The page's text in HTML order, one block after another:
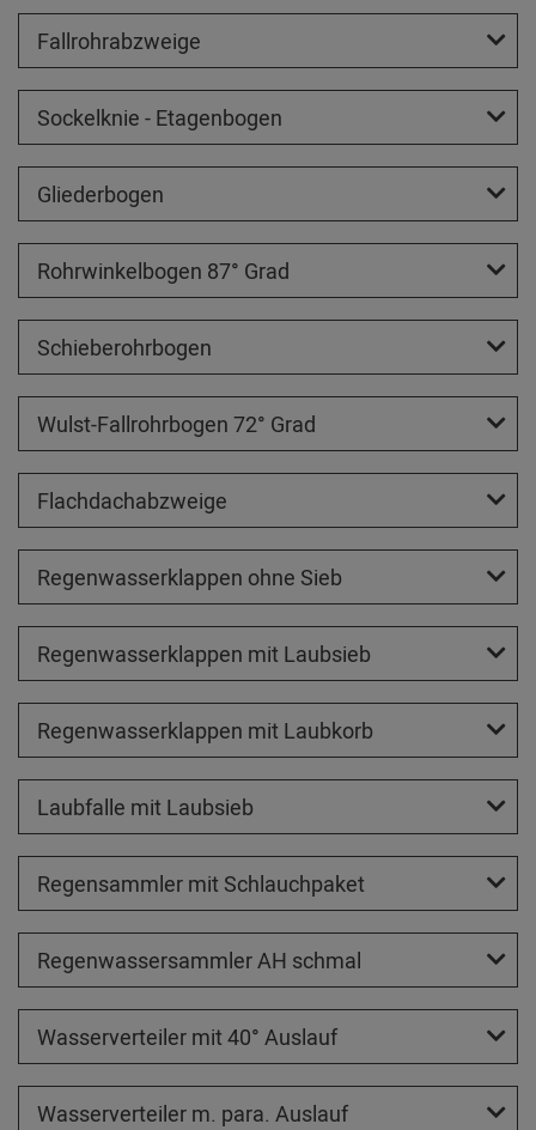
Fallrohrabzweige
Sockelknie - Etagenbogen
Gliederbogen
Rohrwinkelbogen 87° Grad
Schieberohrbogen
Wulst-Fallrohrbogen 72° Grad
Flachdachabzweige
Regenwasserklappen ohne Sieb
Regenwasserklappen mit Laubsieb
Regenwasserklappen mit Laubkorb
Laubfalle mit Laubsieb
Regensammler mit Schlauchpaket
Regenwassersammler AH schmal
Wasserverteiler mit 40° Auslauf
Wasserverteiler m. para. Auslauf